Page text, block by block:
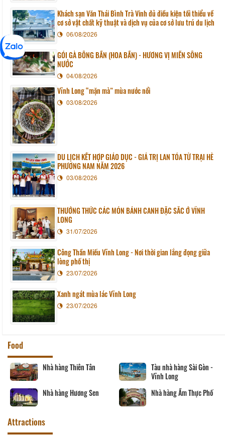
Khách sạn Văn Thái Bình Trà Vinh đủ điều kiện tối thiểu về
cơ sở vật chất kỹ thuật và dịch vụ của cơ sở lưu trú du lịch
06/08/2026
GỎI GÀ BÔNG BẦN (HOA BẦN) - HƯƠNG VỊ MIỀN SÔNG
NƯỚC
04/08/2026
Vĩnh Long “mặn mà” mùa nước nổi
03/08/2026
DU LỊCH KẾT HỢP GIÁO DỤC - GIÁ TRỊ LAN TỎA TỪ TRẠI HÈ
PHƯƠNG NAM NĂM 2026
03/08/2026
THƯỞNG THỨC CÁC MÓN BÁNH CANH ĐẶC SẮC Ở VĨNH
LONG
31/07/2026
Công Thần Miếu Vĩnh Long - Nơi thời gian lắng đọng giữa
lòng phố thị
23/07/2026
Xanh ngát mùa lác Vĩnh Long
23/07/2026
Food
Nhà hàng Thiên Tân
Tàu nhà hàng Sài Gòn -
Vĩnh Long
Nhà hàng Hương Sen
Nhà hàng Ẩm Thực Phố
Attractions